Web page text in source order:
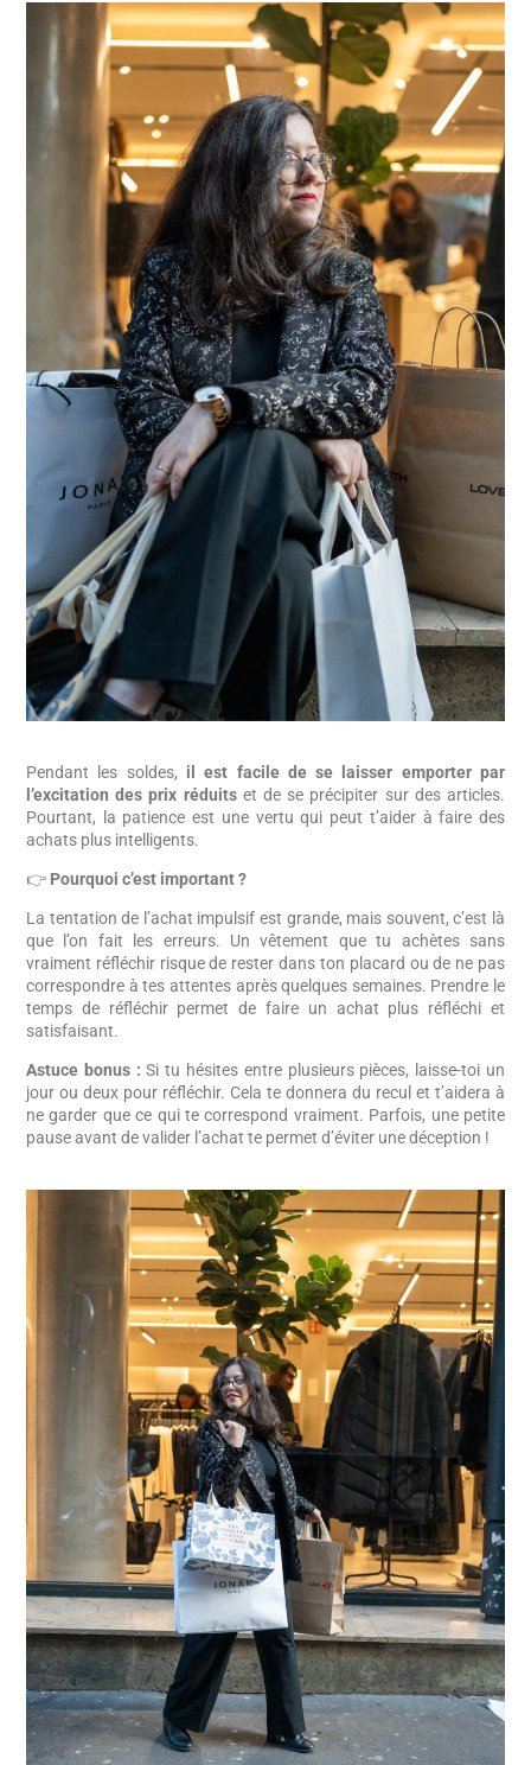
Pendant les soldes, il est facile de se laisser emporter par
l’excitation des prix réduitset de se précipiter sur des articles.
Pourtant, la patience est une vertu qui peut t’aider à faire des
achats plus intelligents.
👉 Pourquoi c’est important ?
La tentation de l’achat impulsif est grande, mais souvent, c’est là
que l’on fait les erreurs. Un vêtement que tu achètes sans
vraiment réfléchir risque de rester dans ton placard ou de ne pas
correspondre à tes attentes après quelques semaines. Prendre le
temps de réfléchir permet de faire un achat plus réfléchi et
satisfaisant.
Astuce bonus : Si tu hésites entre plusieurs pièces, laisse-toi un
jour ou deux pour réfléchir. Cela te donnera du recul et t’aidera à
ne garder que ce qui te correspond vraiment. Parfois, une petite
pause avant de valider l’achat te permet d’éviter une déception !